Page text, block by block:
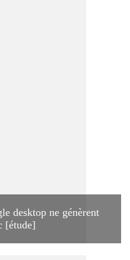
desktop ne génèrent
[étude]